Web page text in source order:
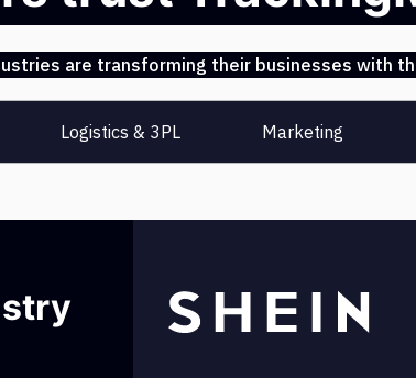
are transforming their businesses with
Logistics & 3PL Marketing